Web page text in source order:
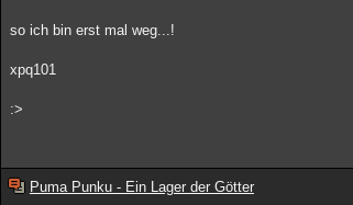
so ich bin erst mal weg...!
xpq101
:>
Puma Punku - Ein Lager der Götter